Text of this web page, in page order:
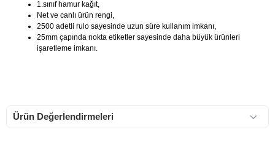
1.sınıf hamur kağıt,
Net ve canlı ürün rengi,
2500 adetli rulo sayesinde uzun süre kullanım imkanı,
25mm çapında nokta etiketler sayesinde daha büyük ürünleri
işaretleme imkanı.
Ürün Değerlendirmeleri